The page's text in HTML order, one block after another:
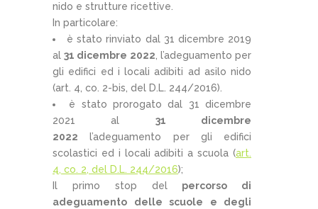
nido e strutture ricettive.
In particolare:
è stato rinviato dal 31 dicembre 2019
al31 dicembre 2022, l’adeguamento per
gli edifici ed i locali adibiti ad asilo nido
(art. 4, co. 2-bis, del D.L. 244/2016).
è stato prorogato dal 31 dicembre
2021 al 31 dicembre
2022 l’adeguamento per gli edifici
scolastici ed i locali adibiti a scuola (art.
4, co. 2, del D.L. 244/2016);
Il primo stop del percorso di
adeguamento delle scuole e degli